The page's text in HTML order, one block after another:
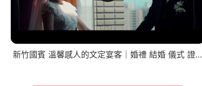
新竹國賓 溫馨感人的文定宴客｜婚禮 結婚 儀式 證婚 誓詞 迎娶 文定 嫁娶 婚戒 婚攝 婚錄 流水席 快剪 快播 婚攝迪倫 迪倫是個攝影師